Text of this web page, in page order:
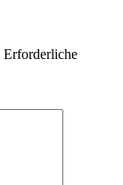
Erforderliche